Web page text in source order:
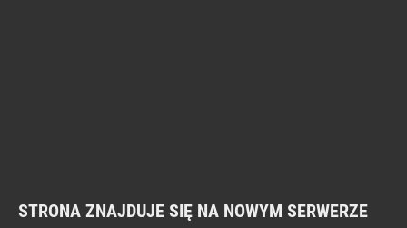
STRONA ZNAJDUJE SIĘ NA NOWYM SERWERZE